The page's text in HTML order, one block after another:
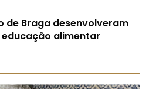
de Braga desenvolveram
alimentar